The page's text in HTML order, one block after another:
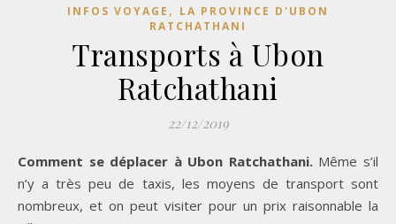
INFOS VOYAGE , LA PROVINCE D'UBON
RATCHATHANI
Transports à Ubon
Ratchathani
22/12/2019
Comment se déplacer à Ubon Ratchathani. Même s’il
n’y a très peu de taxis, les moyens de transport sont
nombreux, et on peut visiter pour un prix raisonnable la